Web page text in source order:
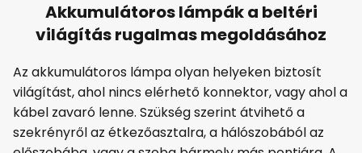
Akkumulátoros lámpák a beltéri
világítás rugalmas megoldásához
Az akkumulátoros lámpa olyan helyeken biztosít
világítást, ahol nincs elérhető konnektor, vagy ahol a
kábel zavaró lenne. Szükség szerint átvihető a
szekrényről az étkezőasztalra, a hálószobából az